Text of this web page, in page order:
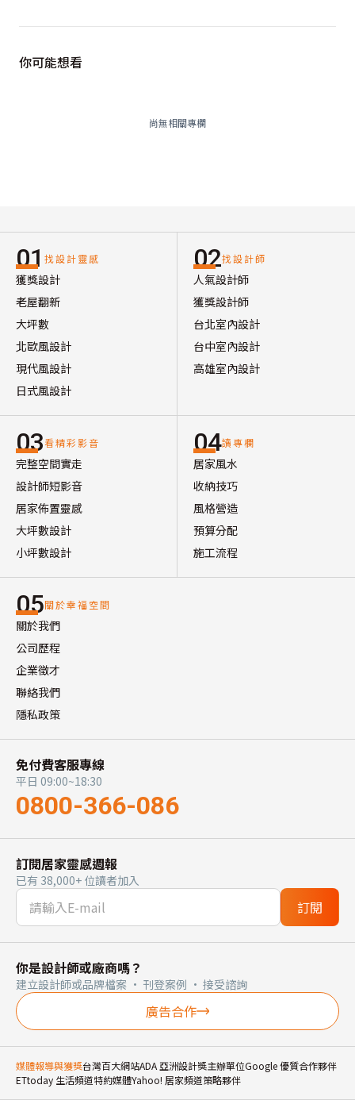
你可能想看
尚無相關專欄
01 找設計靈感
獲獎設計
老屋翻新
大坪數
北歐風設計
現代風設計
日式風設計
02找設計師
人氣設計師
獲獎設計師
台北室內設計
台中室內設計
高雄室內設計
03看精彩影音
完整空間實走
設計師短影音
居家佈置靈感
大坪數設計
小坪數設計
04讀專欄
居家風水
收納技巧
風格營造
預算分配
施工流程
05關於幸福空間
關於我們
公司歷程
企業徵才
聯絡我們
隱私政策
免付費客服專線
平日 09:00~18:30
0800-366-086
訂閱居家靈感週報
已有 38,000+ 位讀者加入
訂閱
你是設計師或廠商嗎？
建立設計師或品牌檔案 · 刊登案例 · 接受諮詢
廣告合作
媒體報導與獲獎台灣百大網站ADA 亞洲設計獎主辦單位Google 優質合作夥伴
ETtoday 生活頻道特約媒體Yahoo! 居家頻道策略夥伴